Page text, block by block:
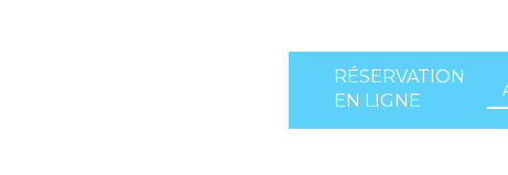
RÉSERVATION
EN LIGNE